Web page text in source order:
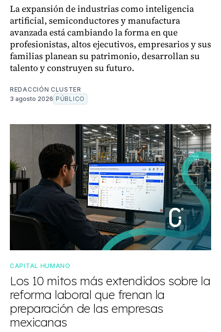
La expansión de industrias como inteligencia
artificial, semiconductores y manufactura
avanzada está cambiando la forma en que
profesionistas, altos ejecutivos, empresarios y sus
familias planean su patrimonio, desarrollan su
talento y construyen su futuro.
REDACCIÓN CLUSTER
3 agosto 2026 PÚBLICO
CAPITAL HUMANO
Los 10 mitos más extendidos sobre la
reforma laboral que frenan la
preparación de las empresas
mexicanas